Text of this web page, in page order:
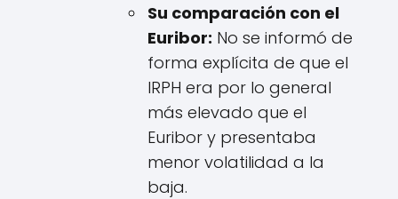
Su comparación con el
Euribor: No se informó de
forma explícita de que el
IRPH era por lo general
más elevado que el
Euribor y presentaba
menor volatilidad a la
baja.